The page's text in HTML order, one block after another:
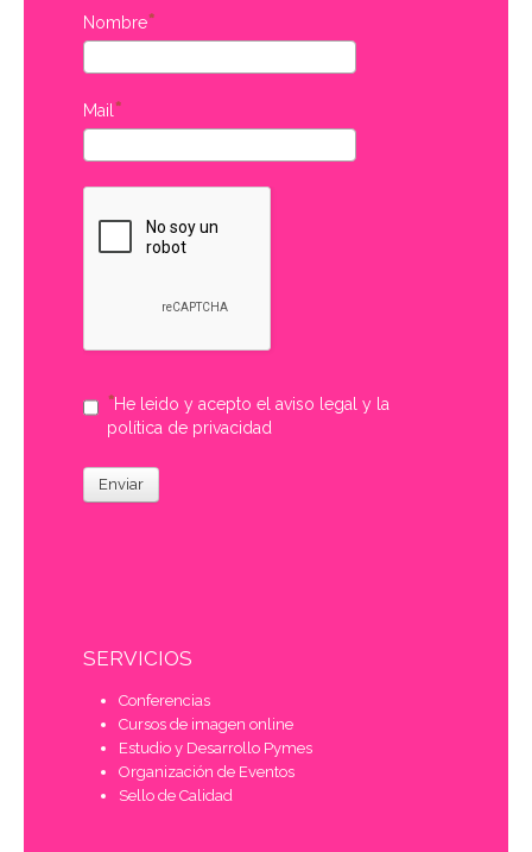
Nombre
Mail
He leido y acepto el aviso legal y la
política de privacidad
Enviar
SERVICIOS
Conferencias
Cursos de imagen online
Estudio y Desarrollo Pymes
Organización de Eventos
Sello de Calidad